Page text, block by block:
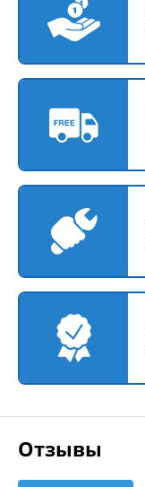
Отзывы